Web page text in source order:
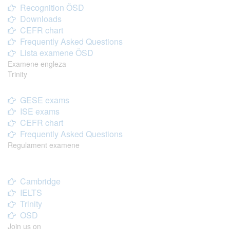
Recognition ÖSD
Downloads
CEFR chart
Frequently Asked Questions
Lista examene ÖSD
Examene engleza
Trinity
GESE exams
ISE exams
CEFR chart
Frequently Asked Questions
Regulament examene
Cambridge
IELTS
Trinity
OSD
Join us on